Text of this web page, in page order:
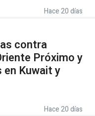
Hace 20 días
contra
Próximo y
en Kuwait y
Hace 20 días